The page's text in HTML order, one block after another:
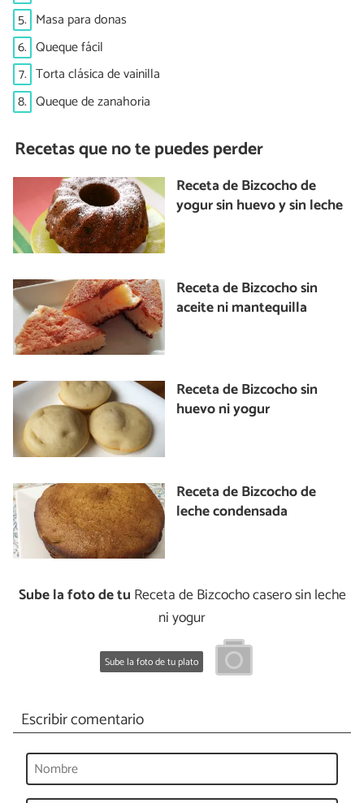
5. Masa para donas
6. Queque fácil
7. Torta clásica de vainilla
8. Queque de zanahoria
Recetas que no te puedes perder
Receta de Bizcocho de
yogur sin huevo y sin leche
Receta de Bizcocho sin
aceite ni mantequilla
Receta de Bizcocho sin
huevo ni yogur
Receta de Bizcocho de
leche condensada
Sube la foto de tu Receta de Bizcocho casero sin leche
ni yogur
Sube la foto de tu plato
Escribir comentario